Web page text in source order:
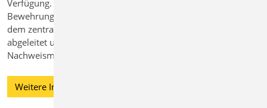
Verfügung. Positions-, Schal- und
Bewehrungspläne werden direkt aus
dem zentralen Gebäudemodell
abgeleitet und können mit den
Nachweismodulen verknüpft werden.
Weitere Informationen zu ViCADo